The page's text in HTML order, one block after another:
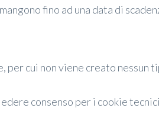
fino ad una data di
per cui non viene creato
consenso per i cookie